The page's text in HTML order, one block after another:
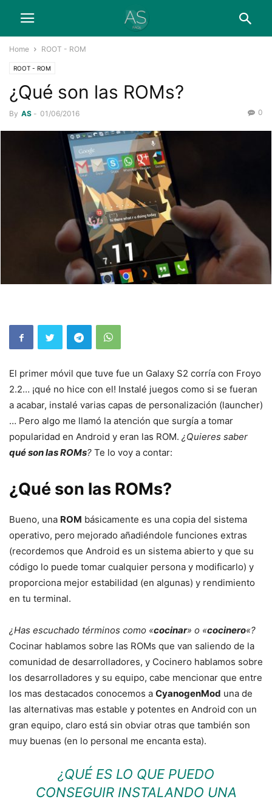
Home ROOT - ROM
ROOT - ROM
¿Qué son las ROMs?
By AS - 01/06/2016 0
El primer móvil que tuve fue un Galaxy S2 corría con Froyo
2.2… ¡qué no hice con el! Instalé juegos como si se fueran
a acabar, instalé varias capas de personalización (launcher)
… Pero algo me llamó la atención que surgía a tomar
popularidad en Android y eran las ROM. ¿Quieres saber
qué son las ROMs? Te lo voy a contar:
¿Qué son las ROMs?
Bueno, una ROM básicamente es una copia del sistema
operativo, pero mejorado añadiéndole funciones extras
(recordemos que Android es un sistema abierto y que su
código lo puede tomar cualquier persona y modificarlo) y
proporciona mejor estabilidad (en algunas) y rendimiento
en tu terminal.
¿Has escuchado términos como «cocinar» o «cocinero«?
Cocinar hablamos sobre las ROMs que van saliendo de la
comunidad de desarrolladores, y Cocinero hablamos sobre
los desarrolladores y su equipo, cabe mencionar que entre
los mas destacados conocemos a CyanogenMod una de
las alternativas mas estable y potentes en Android con un
gran equipo, claro está sin obviar otras que también son
muy buenas (en lo personal me encanta esta).
¿QUÉ ES LO QUE PUEDO
CONSEGUIR INSTALANDO UNA